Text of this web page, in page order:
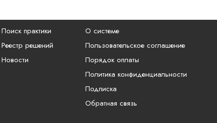
Поиск практики
Реестр решений
Новости
О системе
Пользовательское соглашение
Порядок оплаты
Политика конфиденциальности
Подписка
Обратная связь